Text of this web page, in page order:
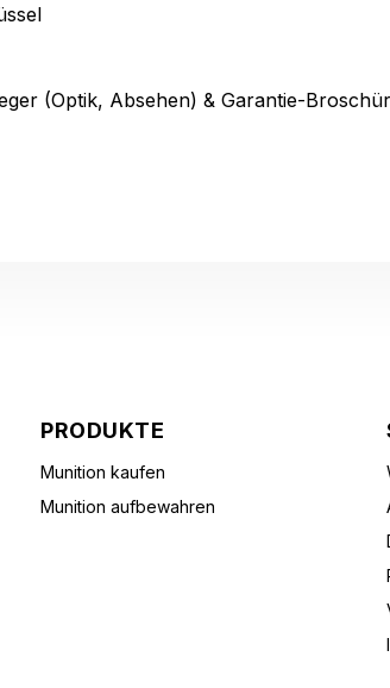
(Optik, Absehen) & Garantie-
PRODUKTE
Munition kaufen
Munition aufbewahren